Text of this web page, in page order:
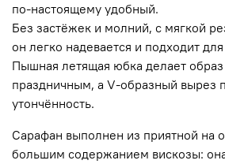
по-настоящему удобный.
Без застёжек и молний, с мягкой
он легко надевается и подходит
Пышная летящая юбка делает
праздничным, а V-образный вырез
утончённость.
Сарафан выполнен из приятной на
большим содержанием вискозы: